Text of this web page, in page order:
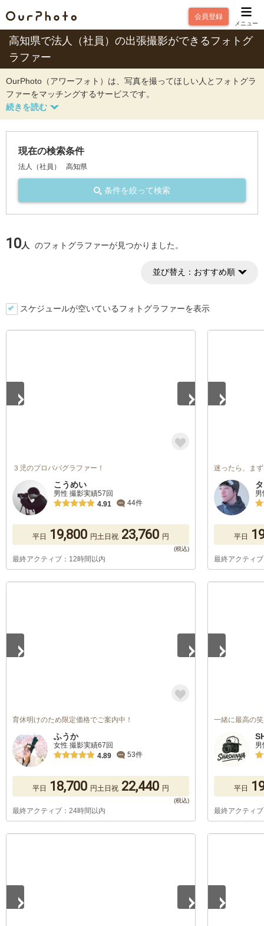
会員登録
メニュー
高知県で法人（社員）の出張撮影ができるフォトグ
ラファー
OurPhoto（アワーフォト）は、写真を撮ってほしい人とフォトグラ
ファーをマッチングするサービスです。
現在の検索条件
法人（社員） 高知県
条件を絞って検索
10人 のフォトグラファーが見つかりました。
並び替え： おすすめ順
スケジュールが空いているフォトグラファーを表示
３児のプロパパグラファー！
こうめい
男性 撮影実績57回
4.91
44件
平日 19,800 円土日祝 23,760 円
最終アクティブ：12時間以内
迷ったら、ま
平日
最終アクティ
育休明けのため限定価格でご案内中！
ふうか
女性 撮影実績67回
4.89
53件
平日 18,700 円土日祝 22,440 円
最終アクティブ：24時間以内
一緒に最高の
平日
最終アクティ